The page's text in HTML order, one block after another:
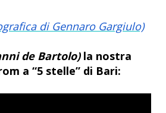
di Gennaro Gargiulo)
de Bartolo)la nostra
a “5 stelle” di Bari: